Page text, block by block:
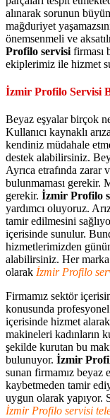
alınarak sorunun
mağduriyet
önemsenmeli ve
Profilo servisi firması
ekiplerimiz ile hizmet
İzmir Profilo Servisi
Beyaz eşyalar birçok
Kullanıcı kaynaklı
kendiniz müdahale
destek alabilirsiniz.
Ayrıca etrafında
bulunmaması gerekir.
gerekir. İzmir Profilo
yardımcı oluyoruz.
tamir edilmesini
içerisinde sunulur.
hizmetlerimizden
alabilirsiniz. Her
olarak İzmir Profilo
Firmamız sektör
konusunda
içerisinde hizmet
makineleri kadınların
şekilde kurutan bu
bulunuyor. İzmir
sunan firmamız beyaz
kaybetmeden tamir
uygun olarak yapıyor.
İzmir Profilo servisi